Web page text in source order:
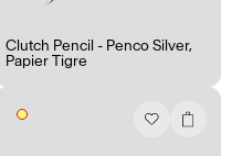
Clutch Pencil - Penco Silver,
Papier Tigre